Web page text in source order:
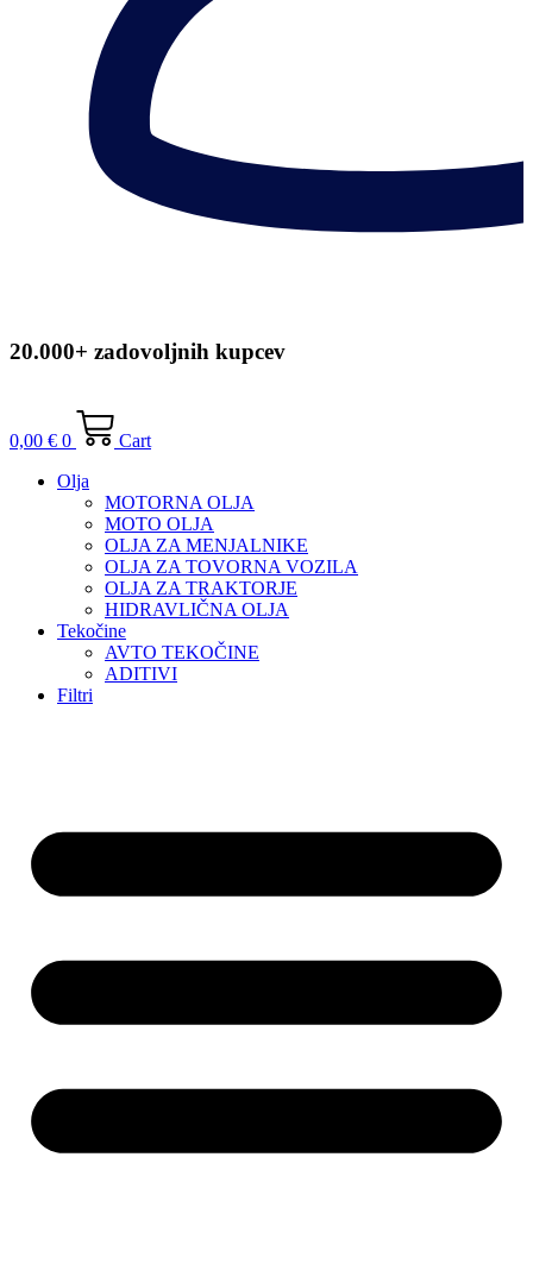
20.000+ zadovoljnih kupcev
0,00 € 0
Cart
Olja
MOTORNA OLJA
MOTO OLJA
OLJA ZA MENJALNIKE
OLJA ZA TOVORNA VOZILA
OLJA ZA TRAKTORJE
HIDRAVLIČNA OLJA
Tekočine
AVTO TEKOČINE
ADITIVI
Filtri